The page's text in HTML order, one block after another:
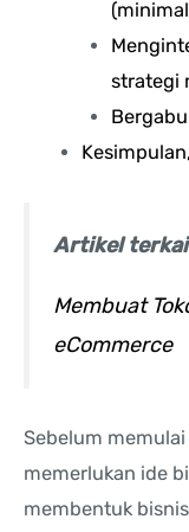
strategi
Artikel
Membuat
eCommerce
Sebelum
memerlukan ide
membentuk